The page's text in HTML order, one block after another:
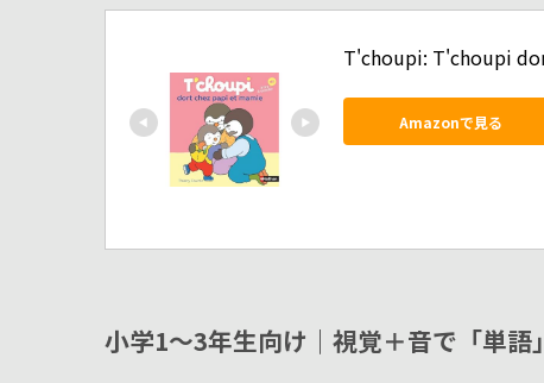
T'choupi: T'choupi
Amazonで見る
小学1〜3年生向け｜視覚＋音で「単語